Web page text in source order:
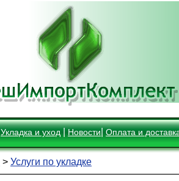
Укладка и уход Новости Оплата и
> Услуги по укладке